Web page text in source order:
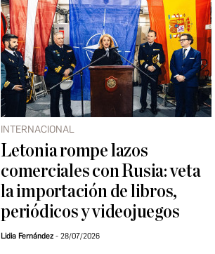
INTERNACIONAL
Letonia rompe lazos
comerciales con Rusia: veta
la importación de libros,
periódicos y videojuegos
Lidia Fernández 28/07/2026